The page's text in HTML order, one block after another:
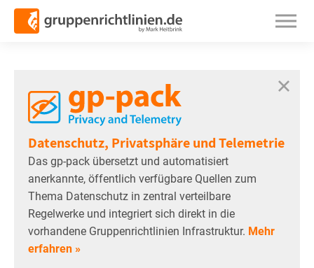
Datenschutz, Privatsphäre und Telemetrie
Das gp-pack übersetzt und automatisiert
anerkannte, öffentlich verfügbare Quellen zum
Thema Datenschutz in zentral verteilbare
Regelwerke und integriert sich direkt in die
vorhandene Gruppenrichtlinien Infrastruktur. Mehr
erfahren »